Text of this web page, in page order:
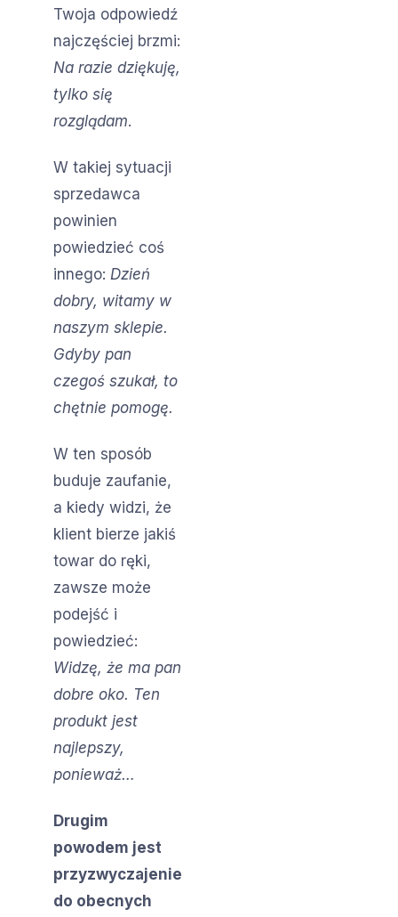
Twoja odpowiedź
najczęściej brzmi:
Na razie dziękuję,
tylko się
rozglądam.
W takiej sytuacji
sprzedawca
powinien
powiedzieć coś
innego: Dzień
dobry, witamy w
naszym sklepie.
Gdyby pan
czegoś szukał, to
chętnie pomogę.
W ten sposób
buduje zaufanie,
a kiedy widzi, że
klient bierze jakiś
towar do ręki,
zawsze może
podejść i
powiedzieć:
Widzę, że ma pan
dobre oko. Ten
produkt jest
najlepszy,
ponieważ…
Drugim
powodem jest
przyzwyczajenie
do obecnych